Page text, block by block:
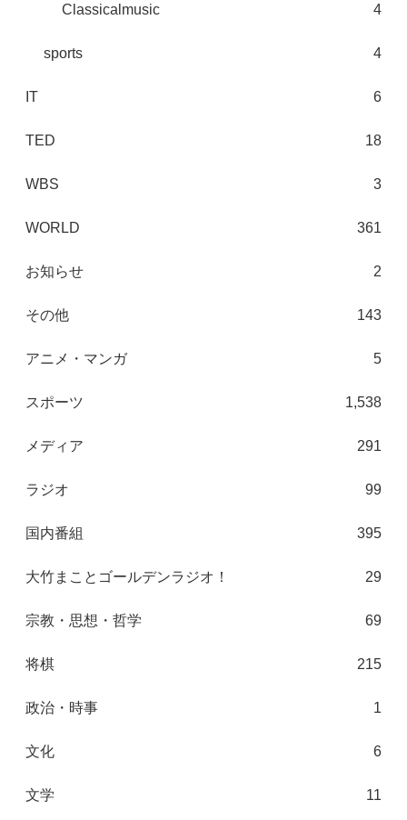
Classicalmusic 4
sports 4
IT 6
TED 18
WBS 3
WORLD 361
お知らせ 2
その他 143
アニメ・マンガ 5
スポーツ 1,538
メディア 291
ラジオ 99
国内番組 395
大竹まことゴールデンラジオ！ 29
宗教・思想・哲学 69
将棋 215
政治・時事 1
文化 6
文学 11